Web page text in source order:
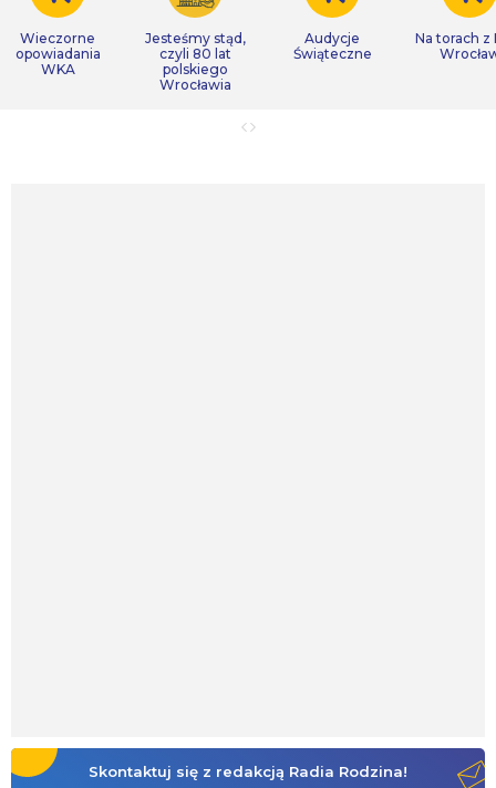
Wieczorne
opowiadania
WKA
Jesteśmy stąd,
czyli 80 lat
polskiego
Wrocławia
Audycje
Świąteczne
Na torach z
Skontaktuj się z redakcją Radia Rodzina!